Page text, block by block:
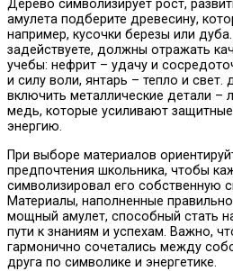
Дерево символизирует рост,
амулета подберите древесину,
например, кусочки березы или
задействуете, должны отражать
учебы: нефрит – удачу и
и силу воли, янтарь – тепло и
включить металлические детали –
медь, которые усиливают
энергию.
При выборе материалов
предпочтения школьника, чтобы
символизировал его собственную
Материалы, наполненные
мощный амулет, способный стать
пути к знаниям и успехам. Важно,
гармонично сочетались между
друга по символике и энергетике.